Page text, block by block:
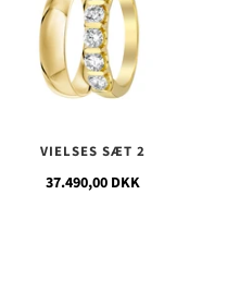
VIELSES SÆT 2
37.490,00 DKK